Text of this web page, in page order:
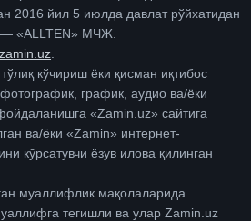
2016 йил 5 июлда давлат рўйхатидан
— «ALLTEN» МЧЖ.
кўчириш ёки қисман иқтибос
график, аудио ва/ёки
«Zamin.uz» сайтига
ва/ёки «Zamin» интернет-
кўрсатувчи ёзув илова қилинган
муаллифлик мақолаларида
тегишли ва улар Zamin.uz